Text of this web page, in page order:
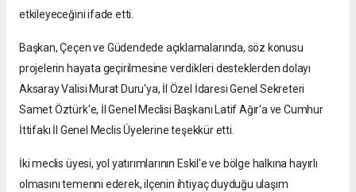
etkileyeceğini ifade etti.
Başkan, Çeçen ve Güdendede açıklamalarında, söz konusu
projelerin hayata geçirilmesine verdikleri desteklerden dolayı
Aksaray Valisi Murat Duru'ya, İl Özel İdaresi Genel Sekreteri
Samet Öztürk'e, İl Genel Meclisi Başkanı Latif Ağır'a ve Cumhur
İttifakı İl Genel Meclis Üyelerine teşekkür etti.
İki meclis üyesi, yol yatırımlarının Eskil'e ve bölge halkına hayırlı
olmasını temenni ederek, ilçenin ihtiyaç duyduğu ulaşım